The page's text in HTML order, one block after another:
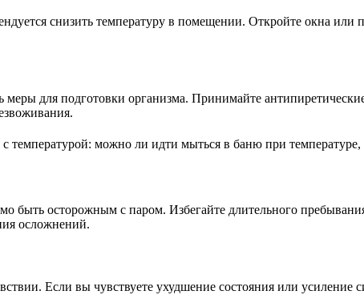
снизить температуру в помещении. Откройте окна или
для подготовки организма. Принимайте
осторожным с паром. Избегайте длительного
осложнений.
Если вы чувствуете ухудшение состояния или